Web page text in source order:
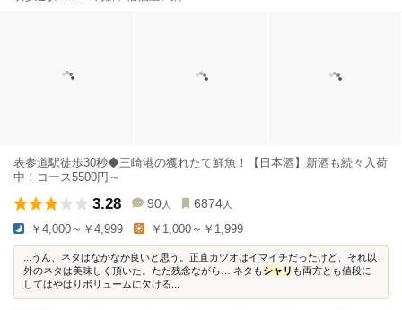
表参道駅徒歩30秒◆三崎港の獲れたて鮮魚！【日本酒】新酒も続々入荷
中！コース5500円～
3.28 90 人 6874 人
￥4,000～￥4,999 ￥1,000～￥1,999
...うん、ネタはなかなか良いと思う。正直カツオはイマイチだったけど、それ以
外のネタは美味しく頂いた。ただ残念ながら… ネタもシャリ も両方とも値段に
してはやはりボリュームに欠ける...